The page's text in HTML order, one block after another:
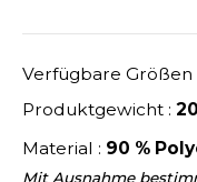
PRODUKTE
HALES
Verfügbare Größen
Produktgewicht :
Material : 90 %
Mit Ausnahme